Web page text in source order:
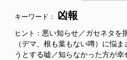
キーワード： 凶報
ヒント： 悪い知らせ／ガセネタを
（デマ、根も葉もない噂）に悩
うとする嘘／知らなかった方が